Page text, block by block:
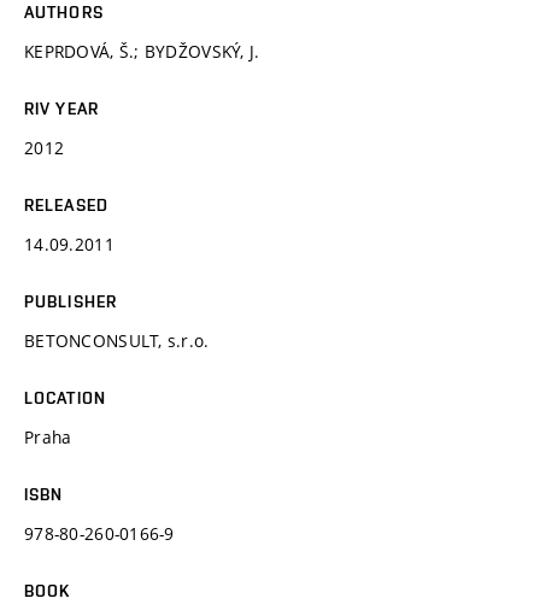
AUTHORS
KEPRDOVÁ, Š.; BYDŽOVSKÝ, J.
RIV YEAR
2012
RELEASED
14.09.2011
PUBLISHER
BETONCONSULT, s.r.o.
LOCATION
Praha
ISBN
978-80-260-0166-9
BOOK